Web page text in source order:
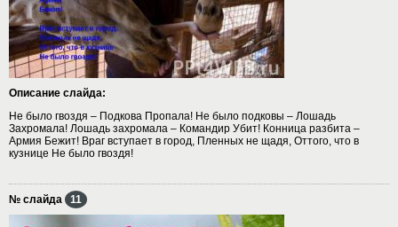
Описание слайда:
Не было гвоздя – Подкова Пропала! Не было подковы – Лошадь
Захромала! Лошадь захромала – Командир Убит! Конница разбита –
Армия Бежит! Враг вступает в город, Пленных не щадя, Оттого, что в
кузнице Не было гвоздя!
№ слайда 11